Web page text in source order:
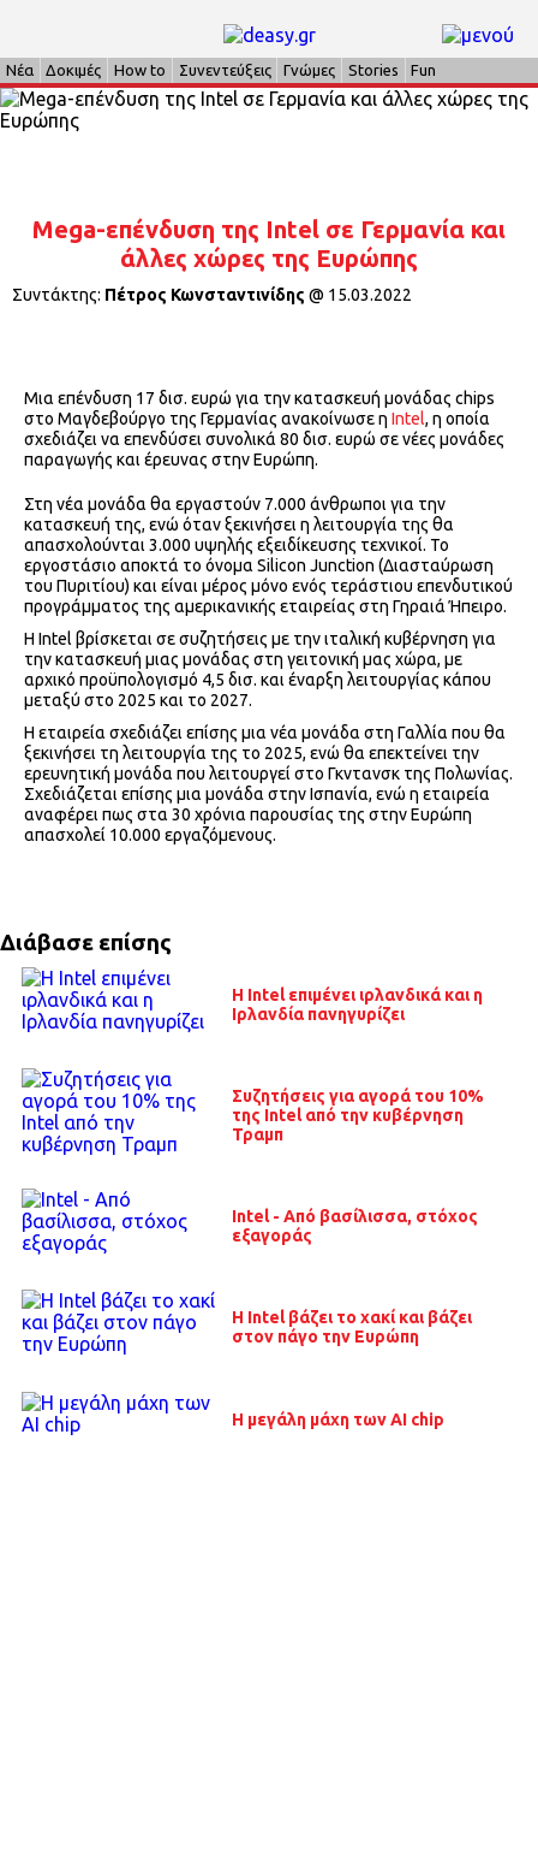
Νέα Δοκιμές How to Συνεντεύξεις Γνώμες Stories Fun
Mega-επένδυση της Intel σε Γερμανία και
άλλες χώρες της Ευρώπης
Συντάκτης: Πέτρος Κωνσταντινίδης @ 15.03.2022
Μια επένδυση 17 δισ. ευρώ για την κατασκευή μονάδας chips
στο Μαγδεβούργο της Γερμανίας ανακοίνωσε η Intel, η οποία
σχεδιάζει να επενδύσει συνολικά 80 δισ. ευρώ σε νέες μονάδες
παραγωγής και έρευνας στην Ευρώπη.
Στη νέα μονάδα θα εργαστούν 7.000 άνθρωποι για την
κατασκευή της, ενώ όταν ξεκινήσει η λειτουργία της θα
απασχολούνται 3.000 υψηλής εξειδίκευσης τεχνικοί. Το
εργοστάσιο αποκτά το όνομα Silicon Junction (Διασταύρωση
του Πυριτίου) και είναι μέρος μόνο ενός τεράστιου επενδυτικού
προγράμματος της αμερικανικής εταιρείας στη Γηραιά Ήπειρο.
Η Intel βρίσκεται σε συζητήσεις με την ιταλική κυβέρνηση για
την κατασκευή μιας μονάδας στη γειτονική μας χώρα, με
αρχικό προϋπολογισμό 4,5 δισ. και έναρξη λειτουργίας κάπου
μεταξύ στο 2025 και το 2027.
Η εταιρεία σχεδιάζει επίσης μια νέα μονάδα στη Γαλλία που θα
ξεκινήσει τη λειτουργία της το 2025, ενώ θα επεκτείνει την
ερευνητική μονάδα που λειτουργεί στο Γκντανσκ της Πολωνίας.
Σχεδιάζεται επίσης μια μονάδα στην Ισπανία, ενώ η εταιρεία
αναφέρει πως στα 30 χρόνια παρουσίας της στην Ευρώπη
απασχολεί 10.000 εργαζόμενους.
Διάβασε επίσης
Η Intel επιμένει ιρλανδικά και η
Ιρλανδία πανηγυρίζει
Συζητήσεις για αγορά του 10%
της Intel από την κυβέρνηση
Τραμπ
Intel - Από βασίλισσα, στόχος
εξαγοράς
Η Intel βάζει το χακί και βάζει
στον πάγο την Ευρώπη
Η μεγάλη μάχη των ΑΙ chip